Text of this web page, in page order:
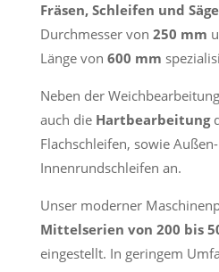
Fräsen, Schleifen und
Durchmesser von 250 mm
Länge von 600 mm
Neben der
auch die Hartbearbeitung
Flachschleifen, sowie
Innenrundschleifen an.
Unser moderner
Mittelserien von 200 bis
eingestellt. In geringem